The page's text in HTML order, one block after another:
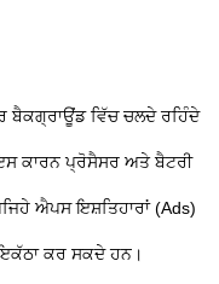
ਬੈਕਗ੍ਰਾਊਂਡ ਵਿੱਚ ਚਲਦੇ ਰਹਿੰਦੇ
ਕਾਰਨ ਪ੍ਰੋਸੈਸਰ ਅਤੇ ਬੈਟਰੀ
ਐਪਸ ਇਸ਼ਤਿਹਾਰਾਂ (Ads)
ਕਰ ਸਕਦੇ ਹਨ।